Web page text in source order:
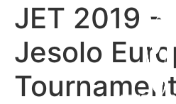
JET 2019 –
Jesolo